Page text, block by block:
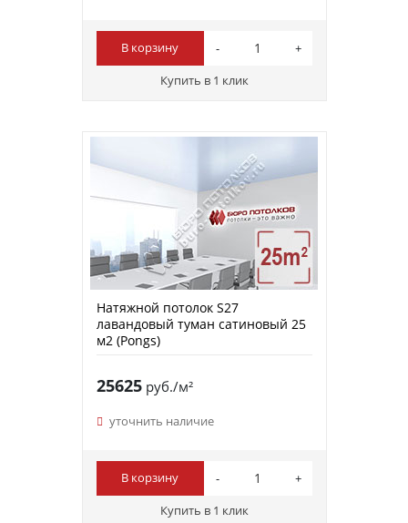
В корзину
Купить в 1 клик
Натяжной потолок S27
лавандовый туман сатиновый 25
м2 (Pongs)
25625руб./м²
уточнить наличие
В корзину
Купить в 1 клик